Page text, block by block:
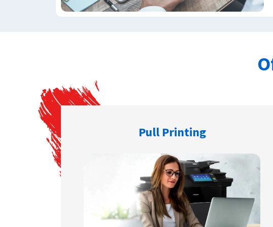
Pull Printing